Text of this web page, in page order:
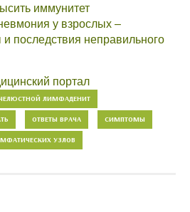
иммунитет
у взрослых –
последствия неправильного
портал
ЛИМФАДЕНИТ
ОТВЕТЫ ВРАЧА СИМПТОМЫ
УЗЛОВ